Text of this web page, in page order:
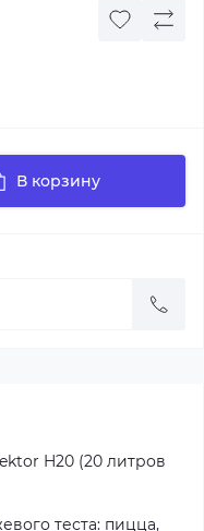
В корзину
H20 (20 литров
теста: пицца,